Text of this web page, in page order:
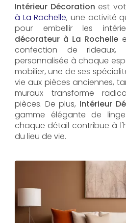
Intérieur Décoration est
à La Rochelle, une activité
pour embellir les
décorateur à La Rochelle
confection de
personnalisée à chaque
mobilier, une de ses
vie aux pièces anciennes,
muraux transforme
pièces. De plus, Intérieur
gamme élégante de
chaque détail contribue à
du lieu de vie.